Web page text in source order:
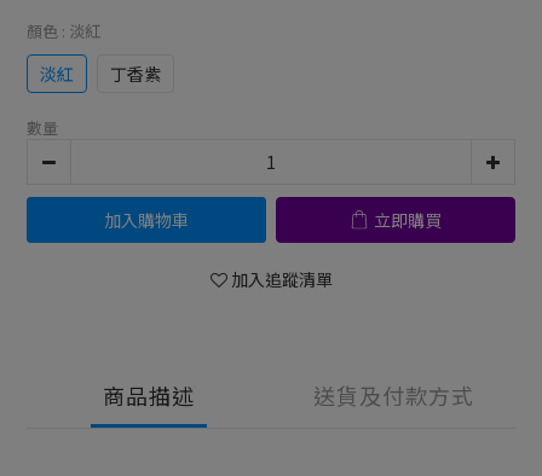
顏色 : 淡紅
淡紅 丁香紫
數量
加入購物車 立即購買
加入追蹤清單
商品描述 送貨及付款方式